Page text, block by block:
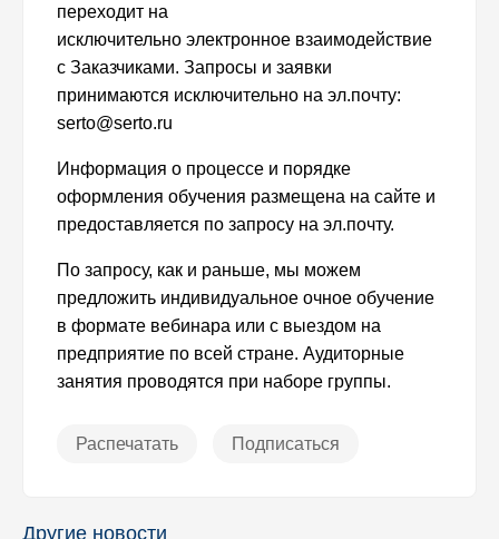
переходит на
исключительно электронное взаимодействие
с Заказчиками. Запросы и заявки
принимаются исключительно на эл.почту:
serto@serto.ru
Информация о процессе и порядке
оформления обучения размещена на сайте и
предоставляется по запросу на эл.почту.
По запросу, как и раньше, мы можем
предложить индивидуальное очное обучение
в формате вебинара или с выездом на
предприятие по всей стране. Аудиторные
занятия проводятся при наборе группы.
Распечатать Подписаться
Другие новости